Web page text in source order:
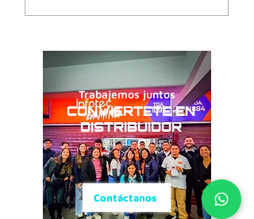
CONVIERTETE EN
DISTRIBUIDOR
Contáctanos
Trabajemos juntos